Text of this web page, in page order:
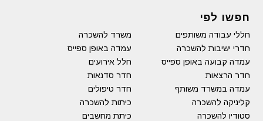
חפשו לפי
חללי עבודה משותפים
משרד להשכרה
חדרי ישיבות להשכרה
עמדה באופן ספייס
עמדה קבועה באופן ספייס
חלל אירועים
חדר הרצאות
חדר סדנאות
עמדה במשרד משותף
חדר טיפולים
קליניקה להשכרה
כיתות להשכרה
סטודיו להשכרה
כיתת מחשבים